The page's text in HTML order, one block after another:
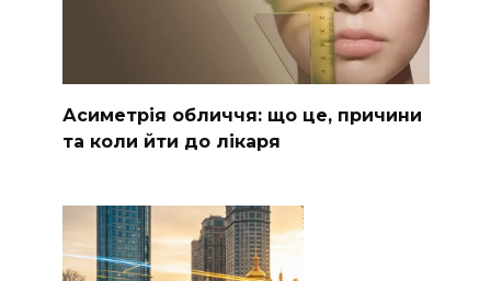
Асиметрія обличчя: що це, причини
та коли йти до лікаря